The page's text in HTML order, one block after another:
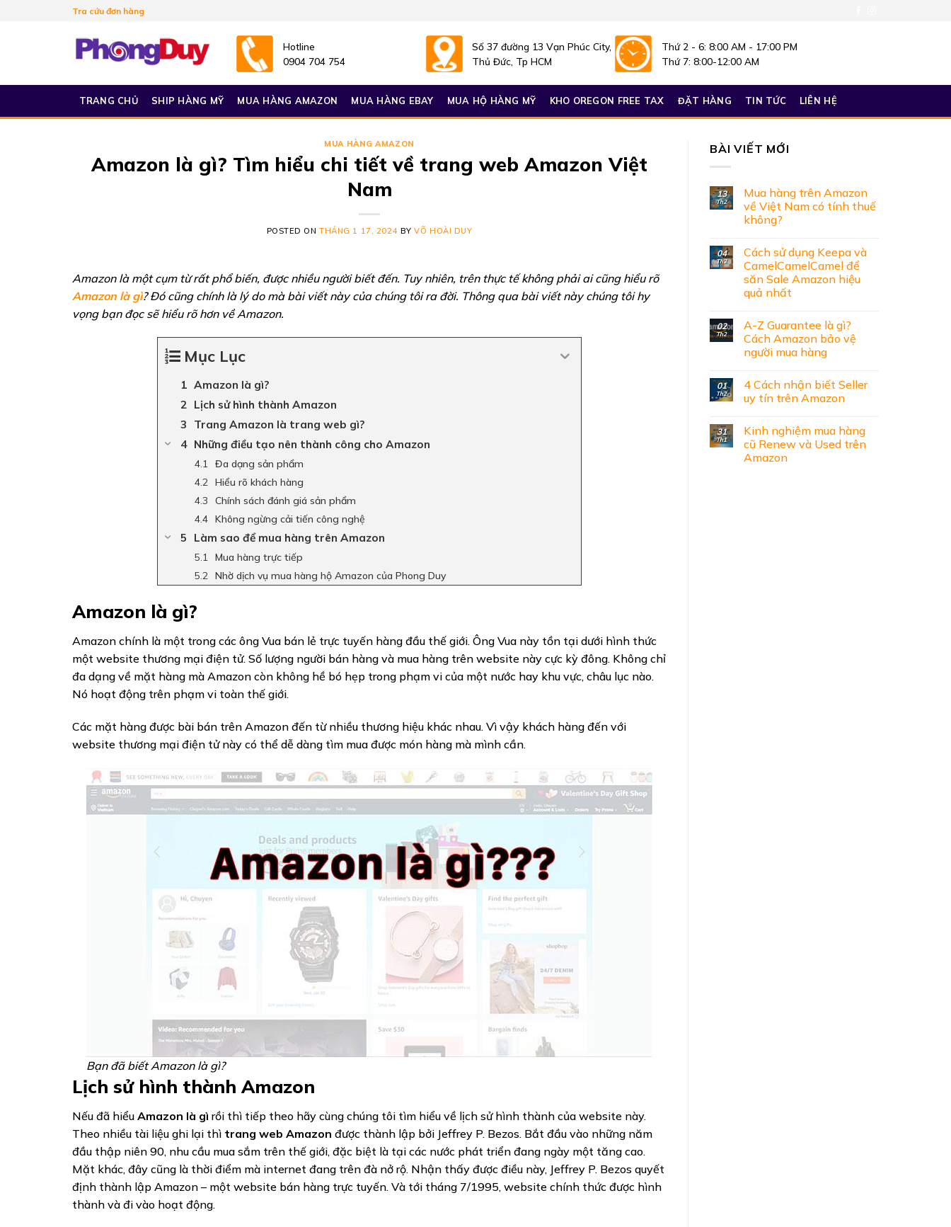
Tra cứu đơn hàng
Hotline
0904 704 754
Số 37 đường 13 Vạn Phúc City,
Thủ Đức, Tp HCM
Thứ 2 - 6: 8:00 AM - 17:00 PM
Thứ 7: 8:00-12:00 AM
TRANG CHỦ SHIP HÀNG MỸ MUA HÀNG AMAZON MUA HÀNG EBAY MUA HỘ HÀNG MỸ KHO OREGON FREE TAX ĐẶT HÀNG TIN TỨC LIÊN HỆ
MUA HÀNG AMAZON
Amazon là gì? Tìm hiểu chi tiết về trang web Amazon Việt
Nam
POSTED ONTHÁNG 1 17, 2024 BYVÕ HOÀI DUY
Amazon là một cụm từ rất phổ biến, được nhiều người biết đến. Tuy nhiên, trên thực tế không phải ai cũng hiểu rõ
Amazon là gì? Đó cũng chính là lý do mà bài viết này của chúng tôi ra đời. Thông qua bài viết này chúng tôi hy
vọng bạn đọc sẽ hiểu rõ hơn về Amazon.
Mục Lục
Amazon là gì?
Lịch sử hình thành Amazon
Trang Amazon là trang web gì?
Những điều tạo nên thành công cho Amazon
Đa dạng sản phẩm
Hiểu rõ khách hàng
Chính sách đánh giá sản phẩm
Không ngừng cải tiến công nghệ
Làm sao để mua hàng trên Amazon
Mua hàng trực tiếp
Nhờ dịch vụ mua hàng hộ Amazon của Phong Duy
Amazon là gì?
Amazon chính là một trong các ông Vua bán lẻ trực tuyến hàng đầu thế giới. Ông Vua này tồn tại dưới hình thức
một website thương mại điện tử. Số lượng người bán hàng và mua hàng trên website này cực kỳ đông. Không chỉ
đa dạng về mặt hàng mà Amazon còn không hề bó hẹp trong phạm vi của một nước hay khu vực, châu lục nào.
Nó hoạt động trên phạm vi toàn thế giới.
Các mặt hàng được bài bán trên Amazon đến từ nhiều thương hiệu khác nhau. Vì vậy khách hàng đến với
website thương mại điện tử này có thể dễ dàng tìm mua được món hàng mà mình cần.
Bạn đã biết Amazon là gì?
Lịch sử hình thành Amazon
Nếu đã hiểu Amazon là gì rồi thì tiếp theo hãy cùng chúng tôi tìm hiểu về lịch sử hình thành của website này.
Theo nhiều tài liệu ghi lại thì trang web Amazon được thành lập bởi Jeffrey P. Bezos. Bắt đầu vào những năm
đầu thập niên 90, nhu cầu mua sắm trên thế giới, đặc biệt là tại các nước phát triển đang ngày một tăng cao.
Mặt khác, đây cũng là thời điểm mà internet đang trên đà nở rộ. Nhận thấy được điều này, Jeffrey P. Bezos quyết
định thành lập Amazon – một website bán hàng trực tuyến. Và tới tháng 7/1995, website chính thức được hình
thành và đi vào hoạt động.
BÀI VIẾT MỚI
13
Th2
Mua hàng trên Amazon
về Việt Nam có tính thuế
không?
04
Th2
Cách sử dụng Keepa và
CamelCamelCamel để
săn Sale Amazon hiệu
quả nhất
02
Th2
A-Z Guarantee là gì?
Cách Amazon bảo vệ
người mua hàng
01
Th2
4 Cách nhận biết Seller
uy tín trên Amazon
31
Th1
Kinh nghiệm mua hàng
cũ Renew và Used trên
Amazon